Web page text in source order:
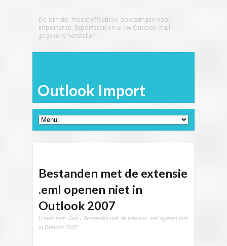
De slimste, meest effectieve oplossingen voor
importeren, Exporteren en al uw Outlook-mail
gegevens herstellen.
Outlook Import
Bestanden met de extensie
.eml openen niet in
Outlook 2007
U bent hier: Huis / Bestanden met de extensie .eml openen niet
in Outlook 2007